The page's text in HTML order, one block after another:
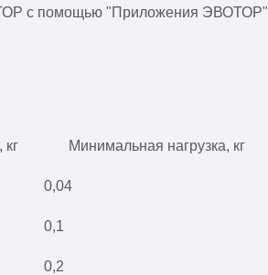
с помощью "Приложения ЭВОТОР"
кг Минимальная нагрузка, кг
0,04
0,1
0,2